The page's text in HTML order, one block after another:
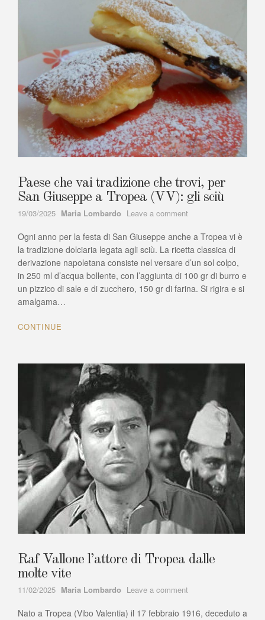
Paese che vai tradizione che trovi, per
San Giuseppe a Tropea (VV): gli sciù
19/03/2025 Author
Maria Lombardo Leave a comment
che
vai
tradizione
che
trovi,
per
gli
Ogni anno per la festa di San Giuseppe anche a Tropea vi è
la tradizione dolciaria legata agli sciù. La ricetta classica di
derivazione napoletana consiste nel versare d’un sol colpo,
in 250 ml d’acqua bollente, con l’aggiunta di 100 gr di burro e
un pizzico di sale e di zucchero, 150 gr di farina. Si rigira e si
amalgama…
CONTINUE
Raf Vallone l’attore di Tropea dalle
molte vite
11/02/2025 Author
Maria Lombardo Leave a comment
Vallone
Nato a Tropea (Vibo Valentia) il 17 febbraio 1916, deceduto a